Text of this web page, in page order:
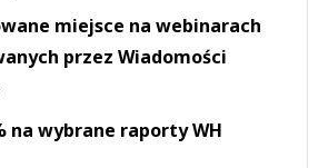
miejsce na webinarach
przez Wiadomości
na wybrane raporty WH